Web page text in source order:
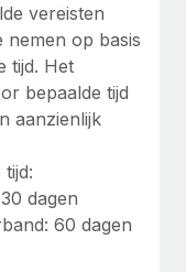
vereisten
op basis
tijd. Het
bepaalde tijd
aanzienlijk
dagen
60 dagen